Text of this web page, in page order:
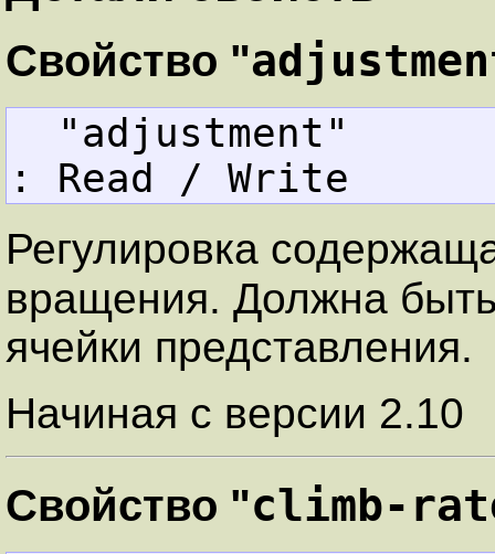
Свойство "
: Read / Write
Регулировка
вращения. Должна
ячейки представления.
Начиная с версии 2.10
Свойство "climb-